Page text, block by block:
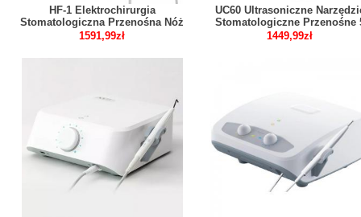
HF-1 Elektrochirurgia
Stomatologiczna Przenośna Nóż
Elektryczny
1591,99zł
UC60 Ultrasoniczne
Stomatologiczne Przenośne
Ostrzy
1449,99zł